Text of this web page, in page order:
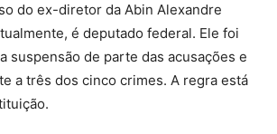
do ex-diretor da Abin Alexandre
é deputado federal. Ele foi
suspensão de parte das acusações e
a três dos cinco crimes. A regra está